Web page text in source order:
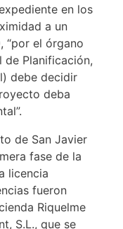
en los
a un
“por el órgano
de Planificación,
debe decidir
deba
de San Javier
fase de la
licencia
fueron
Riquelme
S.L., que se